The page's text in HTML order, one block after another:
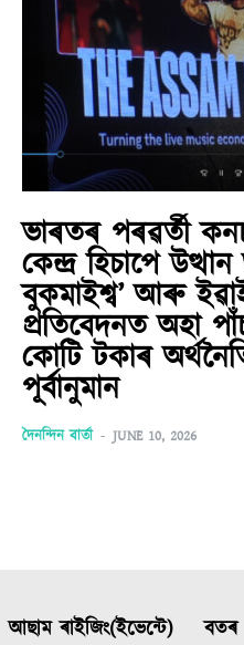
ভাৰতৰ পৰৱৰ্তী
কেন্দ্ৰ হিচাপে
বুকমাইশ্ব’ আৰু
প্ৰতিবেদনত অহা
কোটি টকাৰ
পূৰ্বানুমান
দৈনন্দিন বাৰ্তা - JUNE 10, 2026
আছাম ৰাইজিং(ইভেন্টে) বতৰ